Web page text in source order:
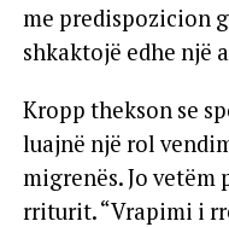
me predispozicion
shkaktojë edhe një
Kropp thekson se
luajnë një rol
migrenës. Jo vetëm
rriturit. “Vrapimi i